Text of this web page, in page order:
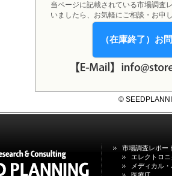
当ページに記載されている市場調査
いましたら、お気軽にご相談・お申
（在庫終了）お
©
市場調査レポー
エレクトロ
メディカル